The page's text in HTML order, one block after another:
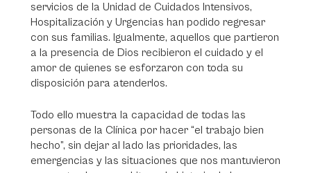
servicios de la Unidad de Cuidados Intensivos,
Hospitalización y Urgencias han podido regresar
con sus familias. Igualmente, aquellos que partieron
a la presencia de Dios recibieron el cuidado y el
amor de quienes se esforzaron con toda su
disposición para atenderlos.
Todo ello muestra la capacidad de todas las
personas de la Clínica por hacer “el trabajo bien
hecho”, sin dejar al lado las prioridades, las
emergencias y las situaciones que nos mantuvieron